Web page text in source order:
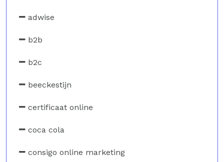
adwise
b2b
b2c
beeckestijn
certificaat online
coca cola
consigo online marketing